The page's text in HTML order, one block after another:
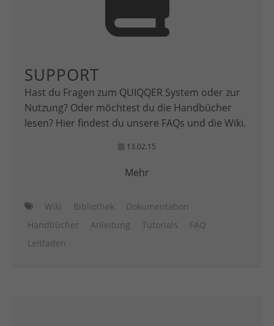
SUPPORT
Hast du Fragen zum QUIQQER System oder zur
Nutzung? Oder möchtest du die Handbücher
lesen? Hier findest du unsere FAQs und die Wiki.
13.02.15
Mehr
Wiki Bibliothek
Dokumentation
Handbücher
Anleitung Tutorials
FAQ
Leitfaden